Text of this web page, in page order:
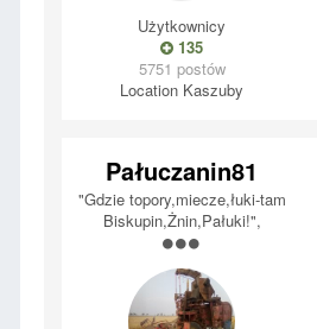
Użytkownicy
135
5751 postów
Location Kaszuby
Pałuczanin81
"Gdzie topory,miecze,łuki-tam
Biskupin,Żnin,Pałuki!",